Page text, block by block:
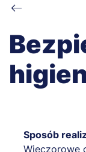
Ścieżka
Sposób
Wieczorowe